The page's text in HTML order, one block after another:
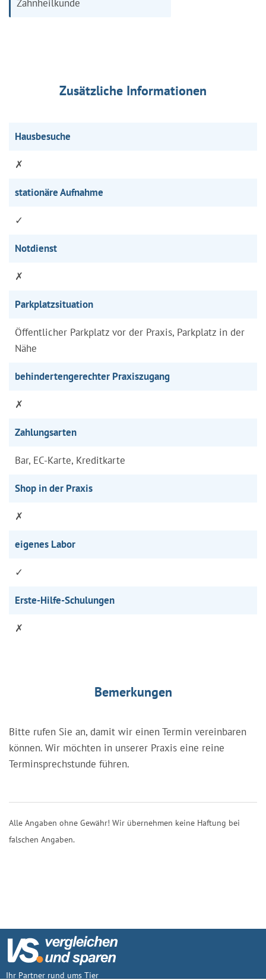
Zahnheilkunde
Zusätzliche Informationen
Hausbesuche
✗
stationäre Aufnahme
✓
Notdienst
✗
Parkplatzsituation
Öffentlicher Parkplatz vor der Praxis, Parkplatz in der
Nähe
behindertengerechter Praxiszugang
✗
Zahlungsarten
Bar, EC-Karte, Kreditkarte
Shop in der Praxis
✗
eigenes Labor
✓
Erste-Hilfe-Schulungen
✗
Bemerkungen
Bitte rufen Sie an, damit wir einen Termin vereinbaren
können. Wir möchten in unserer Praxis eine reine
Terminsprechstunde führen.
Alle Angaben ohne Gewähr! Wir übernehmen keine Haftung bei
falschen Angaben.
Ihr Partner rund ums Tier